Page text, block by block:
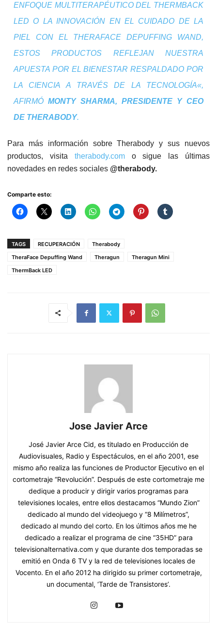
ENFOQUE MULTITERAPÉUTICO DEL THERMBACK
LED O LA INNOVACIÓN EN EL CUIDADO DE LA
PIEL CON EL THERAFACE DEPUFFING WAND,
ESTOS PRODUCTOS REFLEJAN NUESTRA
APUESTA POR EL BIENESTAR RESPALDADO POR
LA CIENCIA A TRAVÉS DE LA TECNOLOGÍA«,
AFIRMÓ MONTY SHARMA, PRESIDENTE Y CEO
DE THERABODY.
Para más información sobre Therabody y sus nuevos
productos, visita therabody.como sigue las últimas
novedades en redes sociales @therabody.
Comparte esto:
TAGS RECUPERACIÓN
Therabody
TheraFace Depuffing Wand
Theragun
Theragun Mini
ThermBack LED
Jose Javier Arce
José Javier Arce Cid, es titulado en Producción de
Audiovisuales, Radio y Espectáculos, en el año 2001, ese
mismo año realiza las funciones de Productor Ejecutivo en el
cortometraje “Revolución”. Después de este cortometraje me
dedique a producir y dirigir varios programas para
televisiones locales, entre ellos destacamos “Mundo Zion”
dedicado al mundo del videojuego y “8 Milímetros”,
dedicado al mundo del corto. En los últimos años me he
dedicado a realizar el programa de cine “35HD” para
televisionalternativa.com y que durante dos temporadas se
emitió en Onda 6 TV y la red de televisiones locales de
Vocento. En el año 2012 ha dirigido su primer cortometraje,
un documental, ‘Tarde de Transistores’.